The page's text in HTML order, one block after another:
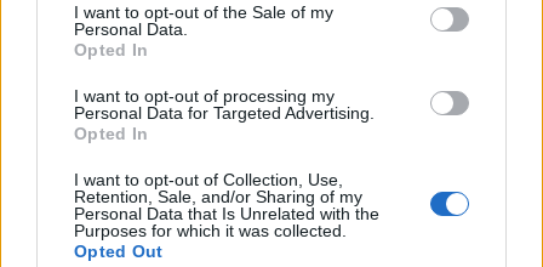
I want to opt-out of the Sale of my
Personal Data.
Opted In
I want to opt-out of processing my
Personal Data for Targeted Advertising.
Opted In
I want to opt-out of Collection, Use,
Retention, Sale, and/or Sharing of my
Personal Data that Is Unrelated with the
Purposes for which it was collected.
Opted Out
La Cursa de l’Aldea segona d’etiqueta d’or de la
Running Sèries Terres de l’Ebre
09 maig 2026